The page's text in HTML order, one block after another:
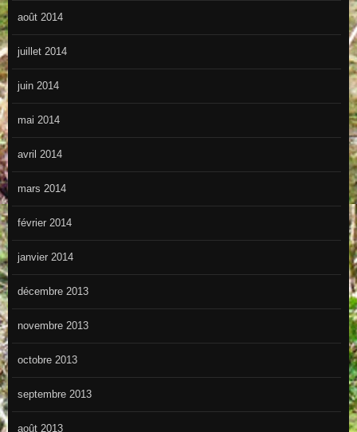
août 2014
juillet 2014
juin 2014
mai 2014
avril 2014
mars 2014
février 2014
janvier 2014
décembre 2013
novembre 2013
octobre 2013
septembre 2013
août 2013